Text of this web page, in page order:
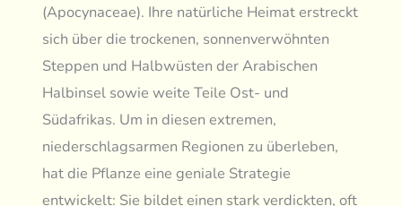
(Apocynaceae). Ihre natürliche Heimat erstreckt
sich über die trockenen, sonnenverwöhnten
Steppen und Halbwüsten der Arabischen
Halbinsel sowie weite Teile Ost- und
Südafrikas. Um in diesen extremen,
niederschlagsarmen Regionen zu überleben,
hat die Pflanze eine geniale Strategie
entwickelt: Sie bildet einen stark verdickten, oft